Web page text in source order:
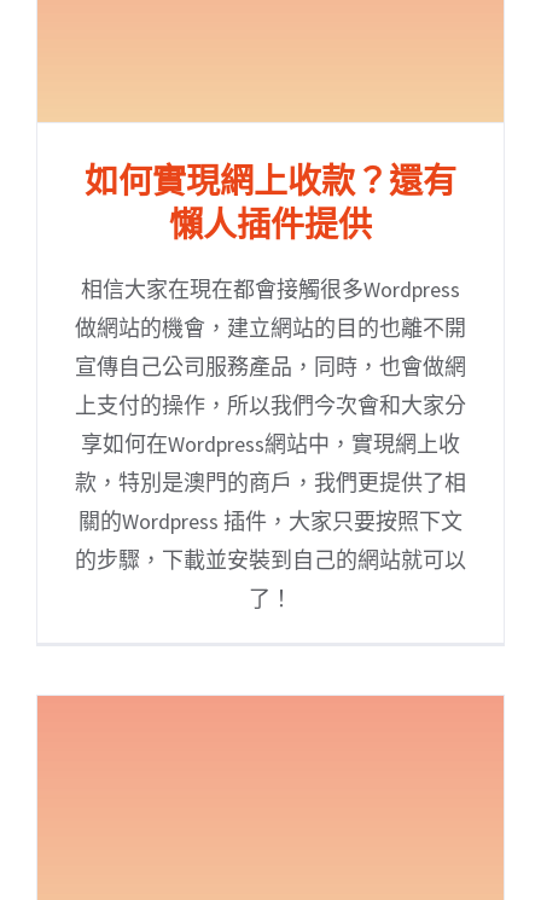
如何實現網上收款？還有
懶人插件提供
相信大家在現在都會接觸很多Wordpress
做網站的機會，建立網站的目的也離不開
宣傳自己公司服務產品，同時，也會做網
上支付的操作，所以我們今次會和大家分
享如何在Wordpress網站中，實現網上收
款，特別是澳門的商戶，我們更提供了相
關的Wordpress 插件，大家只要按照下文
的步驟，下載並安裝到自己的網站就可以
了！